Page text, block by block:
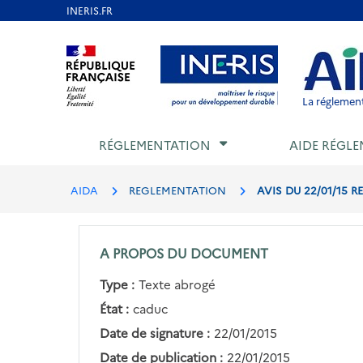
Aller au contenu Aller au menu Aller au
La
RÉGLEMENTATION AIDE
AIDA REGLEMENTATION AVIS DU 22/01/15
A PROPOS DU DOCUMENT
Type : Texte abrogé
État : caduc
Date de signature : 22/01/2015
Date de publication : 22/01/2015